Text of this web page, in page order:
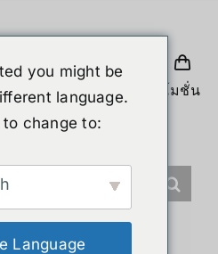
โปรโมชั่น
you might be
language.
change to:
Language